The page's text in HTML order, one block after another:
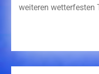
weiteren wetterfesten